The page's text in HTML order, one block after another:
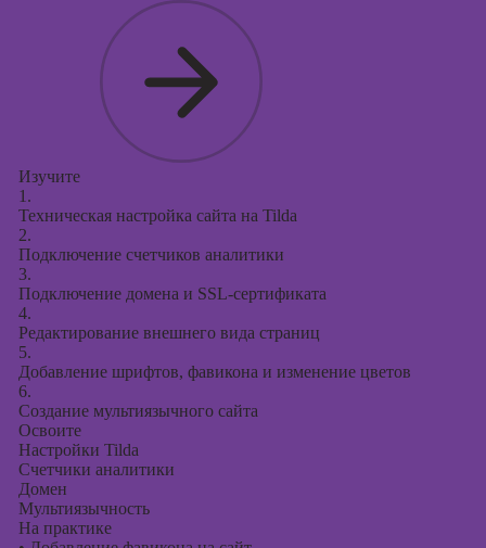
Изучите
1.
Техническая настройка сайта на Tilda
2.
Подключение счетчиков аналитики
3.
Подключение домена и SSL-сертификата
4.
Редактирование внешнего вида страниц
5.
Добавление шрифтов, фавикона и изменение цветов
6.
Создание мультиязычного сайта
Освоите
Настройки Tilda
Счетчики аналитики
Домен
Мультиязычность
На практике